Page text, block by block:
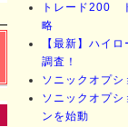
トレード200
略
【最新】ハイ
調査！
ソニックオプ
ソニックオプ
ンを始動